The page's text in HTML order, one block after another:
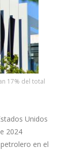
17% del total
Unidos
2024
en el